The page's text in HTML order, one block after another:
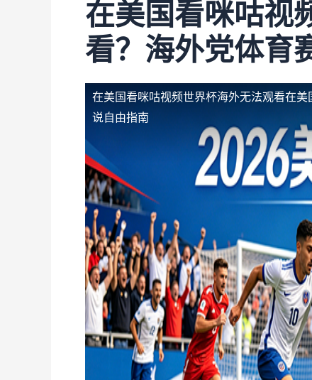
在美国看咪咕视
看？海外党体育
在美国看咪咕视频世界杯海外无法观看在美
说自由指南